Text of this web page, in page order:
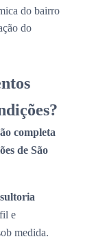
do bairro
do
completa
de São
e
medida.